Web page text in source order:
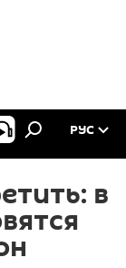
РУС
в